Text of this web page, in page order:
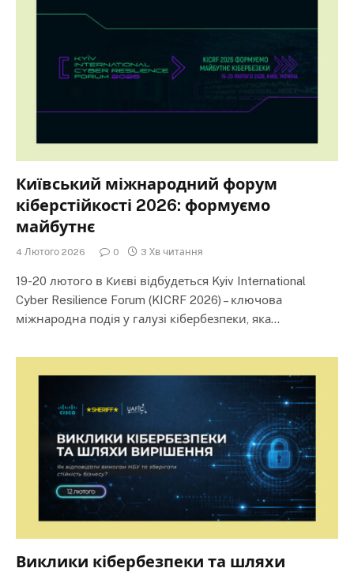
Київський міжнародний форум
кіберстійкості 2026: формуємо
майбутнє
4 Лютого 2026 0 3 Хв читання
19-20 лютого в Києві відбудеться Kyiv International
Cyber Resilience Forum (KICRF 2026) – ключова
міжнародна подія у галузі кібербезпеки, яка…
Виклики кібербезпеки та шляхи